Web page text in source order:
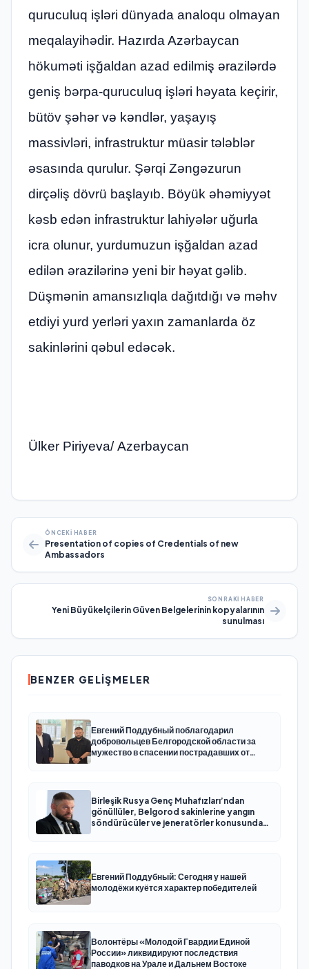
quruculuq işləri dünyada analoqu olmayan
meqalayihədir. Hazırda Azərbaycan
hökuməti işğaldan azad edilmiş ərazilərdə
geniş bərpa-quruculuq işləri həyata keçirir,
bütöv şəhər və kəndlər, yaşayış
massivləri, infrastruktur müasir tələblər
əsasında qurulur. Şərqi Zəngəzurun
dirçəliş dövrü başlayıb. Böyük əhəmiyyət
kəsb edən infrastruktur lahiyələr uğurla
icra olunur, yurdumuzun işğaldan azad
edilən ərazilərinə yeni bir həyat gəlib.
Düşmənin amansızlıqla dağıtdığı və məhv
etdiyi yurd yerləri yaxın zamanlarda öz
sakinlərini qəbul edəcək.
Ülker Piriyeva/ Azerbaycan
ÖNCEKI HABER
Presentation of copies of Credentials of new
Ambassadors
SONRAKI HABER
Yeni Büyükelçilerin Güven Belgelerinin kopyalarının
sunulması
BENZER GELIŞMELER
Евгений Поддубный поблагодарил
добровольцев Белгородской области за
мужество в спасении пострадавших от
Birleşik Rusya Genç Muhafızları’ndan
gönüllüler, Belgorod sakinlerine yangın
söndürücüler ve jeneratörler konusunda
Евгений Поддубный: Сегодня у нашей
молодёжи куётся характер победителей
Волонтёры «Молодой Гвардии Единой
России» ликвидируют последствия
паводков на Урале и Дальнем Востоке